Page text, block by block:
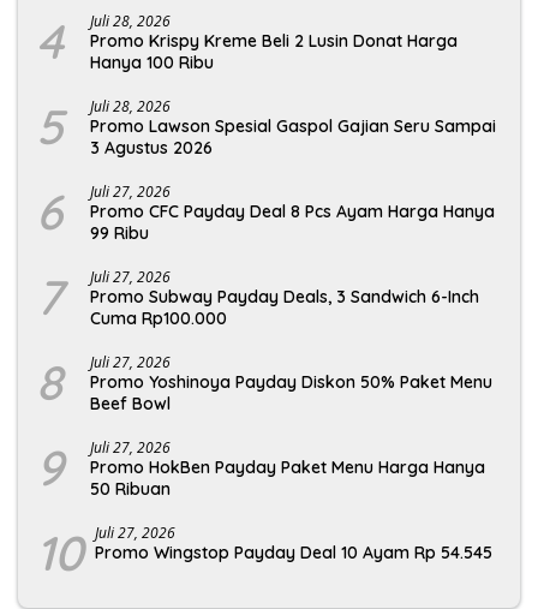
4 Juli 28, 2026
Promo Krispy Kreme Beli 2 Lusin Donat Harga
Hanya 100 Ribu
5 Juli 28, 2026
Promo Lawson Spesial Gaspol Gajian Seru Sampai
3 Agustus 2026
6 Juli 27, 2026
Promo CFC Payday Deal 8 Pcs Ayam Harga Hanya
99 Ribu
7 Juli 27, 2026
Promo Subway Payday Deals, 3 Sandwich 6-Inch
Cuma Rp100.000
8 Juli 27, 2026
Promo Yoshinoya Payday Diskon 50% Paket Menu
Beef Bowl
9 Juli 27, 2026
Promo HokBen Payday Paket Menu Harga Hanya
50 Ribuan
10 Juli 27, 2026
Promo Wingstop Payday Deal 10 Ayam Rp 54.545